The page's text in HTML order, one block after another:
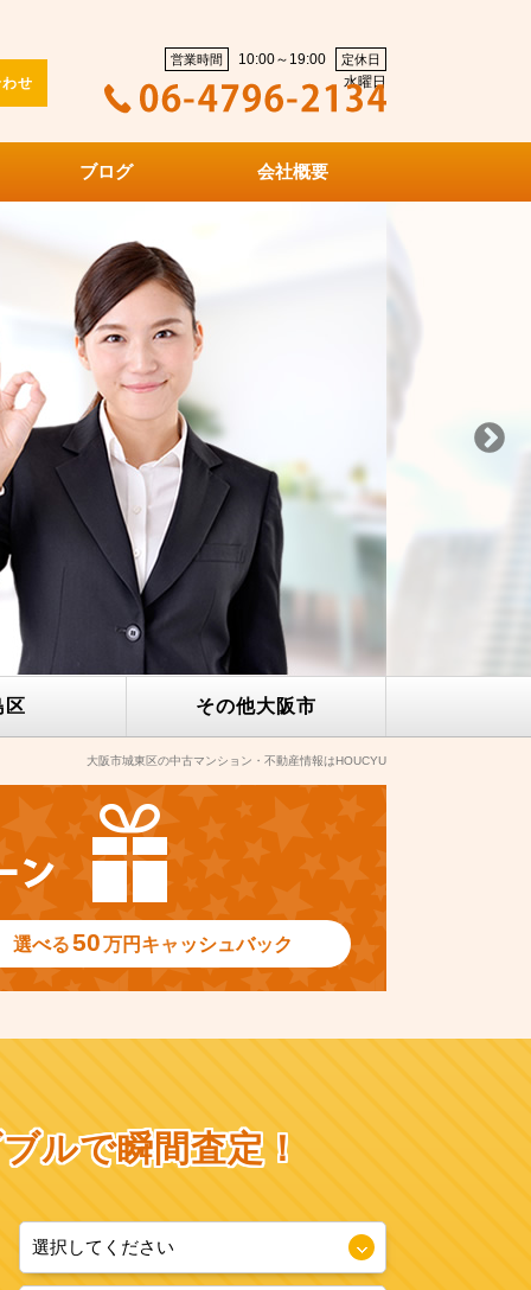
せ
営業時間 10:00～19:00 定休日
水曜日
ブログ 会社概要
区 その他大阪市
大阪市城東区の中古マンション・不動産情報はHOUCYU
選べる50万円 キャッシュバック
ルで瞬間査定！